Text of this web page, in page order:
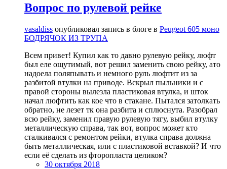
Вопрос по рулевой рейке
vasaldiss опубликовал запись в блоге в Peugeot 605 моно
БОДРЯЧОК ИЗ ТРУПА
Всем привет! Купил как то давно рулевую рейку, люфт
был еле ощутимый, вот решил заменить свою рейку, ато
надоела поляпывать и немного руль люфтит из за
разбитой втулки на приводе. Вскрыл пыльники и с
правой стороны вылезла пластиковая втулка, и шток
начал люфтить как кое что в стакане. Пытался затолкать
обратно, не лезет тк она разбита и сплюснута. Разобрал
всю рейку, заменил правую рулевую тягу, выбил втулку
металлическую справа, так вот, вопрос может кто
сталкивался с ремонтом рейки, втулка справа должна
быть металлическая, или с пластиковой вставкой? И что
если её сделать из фторопласта целиком?
30 октября 2018